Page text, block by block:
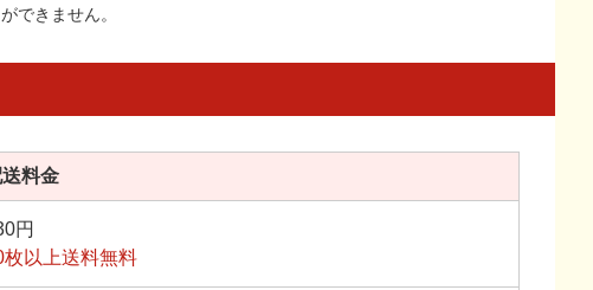
できません。
料金
円
枚以上送料無料